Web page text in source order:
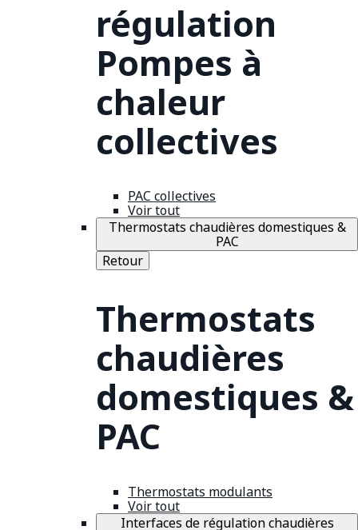
régulation
Pompes à
chaleur
collectives
PAC collectives
Voir tout
Thermostats chaudières domestiques &
PAC
Retour
Thermostats
chaudières
domestiques &
PAC
Thermostats modulants
Voir tout
Interfaces de régulation chaudières